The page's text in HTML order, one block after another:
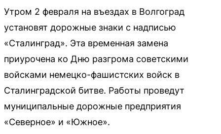
Утром 2 февраля на въездах в Волгоград
установят дорожные знаки с надписью
«Сталинград». Эта временная замена
приурочена ко Дню разгрома советскими
войсками немецко-фашистских войск в
Сталинградской битве. Работы проведут
муниципальные дорожные предприятия
«Северное» и «Южное».